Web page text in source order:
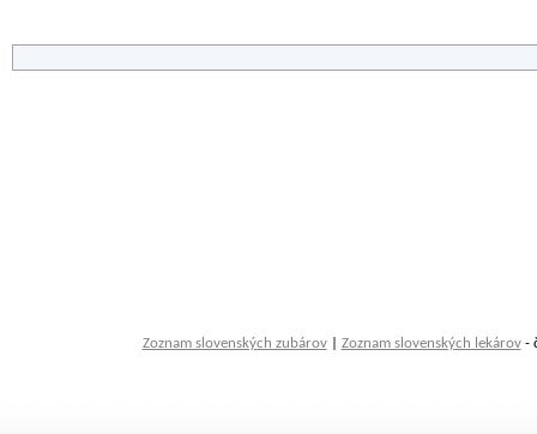
Zoznam slovenských zubárov| Zoznam slovenských lekárov-